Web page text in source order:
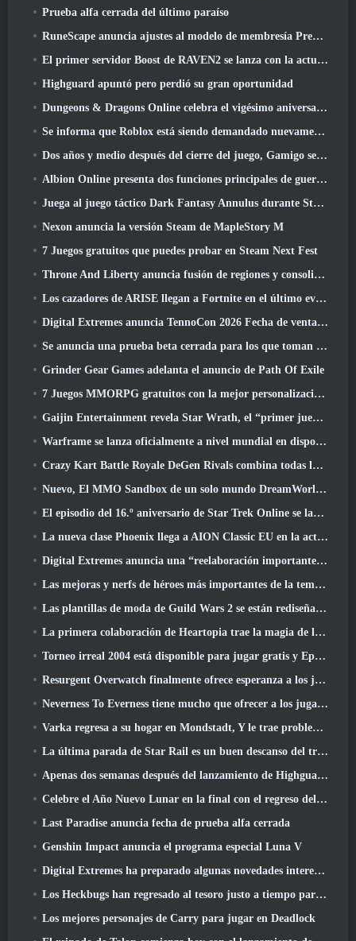
Prueba alfa cerrada del último paraíso
RuneScape anuncia ajustes al modelo de membresía Premier para tener en cuenta los cambios recientes en el MMORPG
El primer servidor Boost de RAVEN2 se lanza con la actualización de hoy
Highguard apuntó pero perdió su gran oportunidad
Dungeons & Dragons Online celebra el vigésimo aniversario de Natural con misiones y recompensas especiales
Se informa que Roblox está siendo demandado nuevamente por “prácticas que ponen en peligro y explotan a los niños”
Dos años y medio después del cierre del juego, Gamigo se burla del regreso del MMO medieval Glory Victis
Albion Online presenta dos funciones principales de guerra de facciones en la actualización Realm Divided Part II
Juega al juego táctico Dark Fantasy Annulus durante Steam Next Fest
Nexon anuncia la versión Steam de MapleStory M
7 Juegos gratuitos que puedes probar en Steam Next Fest
Throne And Liberty anuncia fusión de regiones y consolidación de servidores
Los cazadores de ARISE llegan a Fortnite en el último evento de colaboración
Digital Extremes anuncia TennoCon 2026 Fecha de venta de entradas
Se anuncia una prueba beta cerrada para los que toman tiempo en juegos de disparos en tercera persona
Grinder Gear Games adelanta el anuncio de Path Of Exile
7 Juegos MMORPG gratuitos con la mejor personalización de personajes
Gaijin Entertainment revela Star Wrath, el “primer juego de acción de extracción espacial”
Warframe se lanza oficialmente a nivel mundial en dispositivos Android
Crazy Kart Battle Royale DeGen Rivals combina todas las cosas que probablemente no sabías que querías combinadas
Nuevo, El MMO Sandbox de un solo mundo DreamWorld llegará al acceso anticipado de Steam
El episodio del 16.º aniversario de Star Trek Online se lanza como parte de la actualización "Corrupción"
La nueva clase Phoenix llega a AION Classic EU en la actualización 'Ignite'
Digital Extremes anuncia una “reelaboración importante” del sistema de progresión del jugador de Soulframe
Las mejoras y nerfs de héroes más importantes de la temporada 6.5
Las plantillas de moda de Guild Wars 2 se están rediseñando según los comentarios de los jugadores
La primera colaboración de Heartopia trae la magia de la amistad de My Little Pony
Torneo irreal 2004 está disponible para jugar gratis y Epic no demandará a nadie por ello
Resurgent Overwatch finalmente ofrece esperanza a los jugadores
Neverness To Everness tiene mucho que ofrecer a los jugadores, particularmente divertido
Varka regresa a su hogar en Mondstadt, Y le trae problemas en la actualización Luna V de Genshin Impact
La última parada de Star Rail es un buen descanso del trauma
Apenas dos semanas después del lanzamiento de Highguard, Wildlight Entertainment anuncia despidos
Celebre el Año Nuevo Lunar en la final con el regreso del 'Modo Bank It'
Last Paradise anuncia fecha de prueba alfa cerrada
Genshin Impact anuncia el programa especial Luna V
Digital Extremes ha preparado algunas novedades interesantes para celebrar el Año Nuevo Lunar en Warframe
Los Heckbugs han regresado al tesoro justo a tiempo para la temporada del amor
Los mejores personajes de Carry para jugar en Deadlock